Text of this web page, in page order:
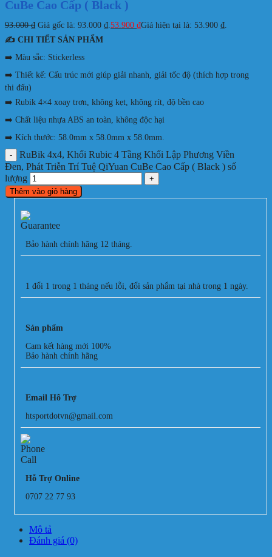
CuBe Cao Cấp ( Black )
93.000₫ Giá gốc là: 93.000 ₫. 53.900 ₫Giá hiện tại là: 53.900 ₫.
✍️ CHI TIẾT SẢN PHẨM
➡️ Màu sắc: Stickerless
➡️ Thiết kế: Cấu trúc mới giúp giải nhanh, giải tốc độ (thích hợp trong
thi đấu)
➡️ Rubik 4×4 xoay trơn, không kẹt, không rít, độ bền cao
➡️ Chất liệu nhựa ABS an toàn, không độc hại
➡️ Kích thước: 58.0mm x 58.0mm x 58.0mm.
RuBik 4x4, Khối Rubic 4 Tầng Khối Lập Phương Viền
Đen, Phát Triễn Trí Tuệ QiYuan CuBe Cao Cấp ( Black ) số
lượng
Thêm vào giỏ hàng
Bảo hành chính hãng 12 tháng.
1 đổi 1 trong 1 tháng nếu lỗi, đổi sản phẩm tại nhà trong 1 ngày.
Sản phẩm
Cam kết hàng mới 100%
Bảo hành chính hãng
Email Hỗ Trợ
htsportdotvn@gmail.com
Hỗ Trợ Online
0707 22 77 93
Mô tả
Đánh giá (0)